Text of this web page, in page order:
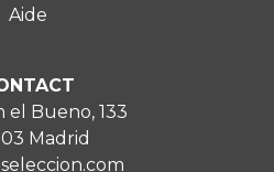
Aide
el Bueno, 133
Madrid